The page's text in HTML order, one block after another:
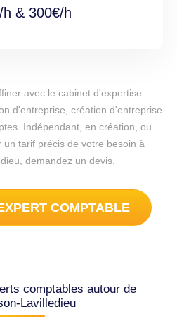
h & 300€/h
avec le cabinet d'expertise
d'entreprise, création d'entreprise
Indépendant, en création, ou
tarif précis de votre besoin à
demandez un devis.
COMPTABLE
comptables autour de
Lavilledieu